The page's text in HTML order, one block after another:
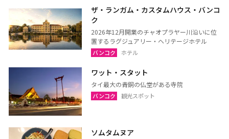
ザ・ランガム・カスタムハウス・バンコ
ク
2026年12月開業のチャオプラヤー川沿いに位
置するラグジュアリー・ヘリテージホテル
バンコク ホテル
ワット・スタット
タイ最大の青銅の仏堂がある寺院
バンコク 観光スポット
ソムタムヌア